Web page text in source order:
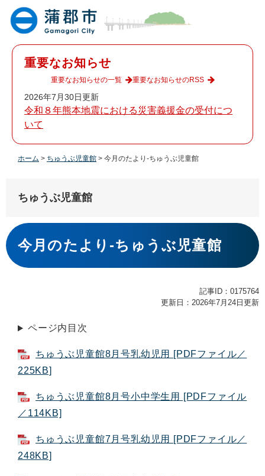
重要なお知らせ
2026年7月30日更新
令和８年熊本地震における災害義援金の受付につ
いて
重要なお知らせの一覧 重要なお知らせのRSS
ホーム > ちゅうぶ児童館 > 今月のたより-ちゅうぶ児童館
ちゅうぶ児童館
本
文
今月のたより-ちゅうぶ児童館
記事ID：0175764
更新日：2026年7月24日更新
ページ内目次
ちゅうぶ児童館8月号乳幼児用 [PDFファイル／
225KB]
ちゅうぶ児童館8月号小中学生用 [PDFファイル
／114KB]
ちゅうぶ児童館7月号乳幼児用 [PDFファイル／
248KB]